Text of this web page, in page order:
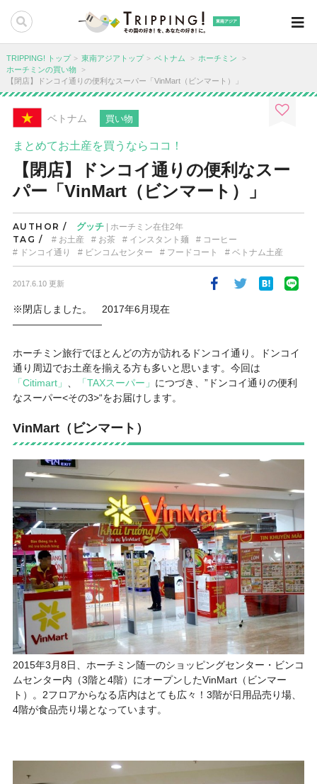
東南アジア
TRIPPING! トップ 東南アジアトップ ベトナム
ホーチミン
ホーチミンの買い物
【閉店】ドンコイ通りの便利なスーパー「VinMart（ビンマート）」
ベトナム 買い物
まとめてお土産を買うならココ！
【閉店】ドンコイ通りの便利なスー
パー「VinMart（ビンマート）」
AUTHOR / グッチ| ホーチミン在住2年
TAG / お土産 お茶 インスタント麺
コーヒー
ドンコイ通り
ビンコムセンター フードコート ベトナム土産
2017.6.10 更新
※閉店しました。 2017年6月現在
—————————
ホーチミン旅行でほとんどの方が訪れるドンコイ通り。ドンコイ
通り周辺でお土産を揃える方も多いと思います。今回は
「Citimart」
「TAXスーパー」 につづき、”ドンコイ通りの便利
なスーパー<その3>“をお届けします。
VinMart（ビンマート）
2015年3月8日、ホーチミン随一のショッピングセンター・ビンコ
ムセンター内（3階と4階）にオープンしたVinMart（ビンマー
ト）
。2フロアからなる店内はとても広々！3階が日用品売り場、
4階が食品売り場となっています。